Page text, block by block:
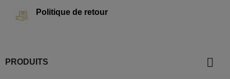
Politique de retour
PRODUITS 